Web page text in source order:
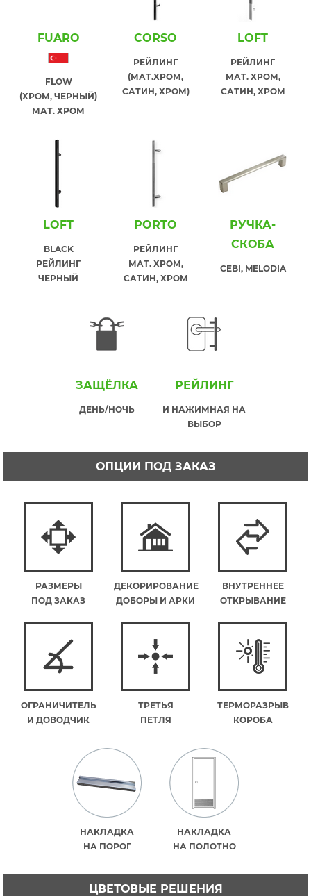
FUARO
FLOW
(ХРОМ, ЧЕРНЫЙ)
МАТ. ХРОМ
СORSO
РЕЙЛИНГ
(МАТ.ХРОМ,
САТИН, ХРОМ)
LOFT
РЕЙЛИНГ
МАТ. ХРОМ,
САТИН, ХРОМ
LOFT
BLACK
РЕЙЛИНГ
ЧЕРНЫЙ
PORTO
РЕЙЛИНГ
МАТ. ХРОМ,
САТИН, ХРОМ
РУЧКА-
СКОБА
CEBI, MELODIA
ЗАЩЁЛКА
ДЕНЬ/НОЧЬ
РЕЙЛИНГ
И НАЖИМНАЯ НА
ВЫБОР
ОПЦИИ ПОД ЗАКАЗ
РАЗМЕРЫ
ПОД ЗАКАЗ
ДЕКОРИРОВАНИЕ
ДОБОРЫ И АРКИ
ВНУТРЕННЕЕ
ОТКРЫВАНИЕ
ОГРАНИЧИТЕЛЬ
И ДОВОДЧИК
ТРЕТЬЯ
ПЕТЛЯ
ТЕРМОРАЗРЫВ
КОРОБА
НАКЛАДКА
НА ПОРОГ
НАКЛАДКА
НА ПОЛОТНО
ЦВЕТОВЫЕ РЕШЕНИЯ